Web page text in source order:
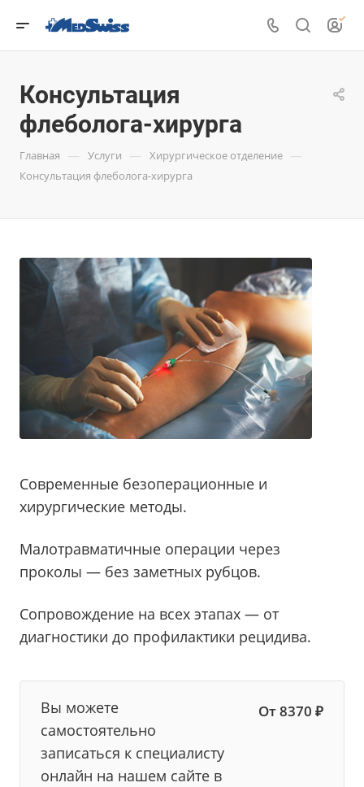
Консультация
флеболога-хирурга
Главная — Услуги — Хирургическое отделение —
Консультация флеболога-хирурга
Cовременные безоперационные и
хирургические методы.
Малотравматичные операции через
проколы — без заметных рубцов.
Сопровождение на всех этапах — от
диагностики до профилактики рецидива.
Вы можете
самостоятельно
записаться к специалисту
онлайн на нашем сайте в
От 8370 ₽